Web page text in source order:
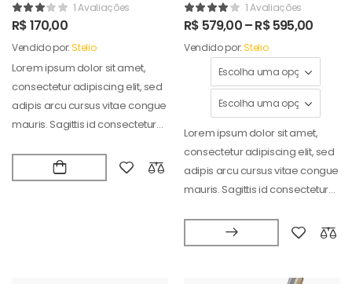
1 Avaliações
R$170,00
Vendido por:Stelio
Lorem ipsum dolor sit amet,
consectetur adipiscing elit, sed
adipis arcu cursus vitae congue
mauris. Sagittis id consectetur
1 Avaliações
R$ 579,00–R$595,00
Vendido por:Stelio
Lorem ipsum dolor sit amet,
consectetur adipiscing elit, sed
adipis arcu cursus vitae congue
mauris. Sagittis id consectetur